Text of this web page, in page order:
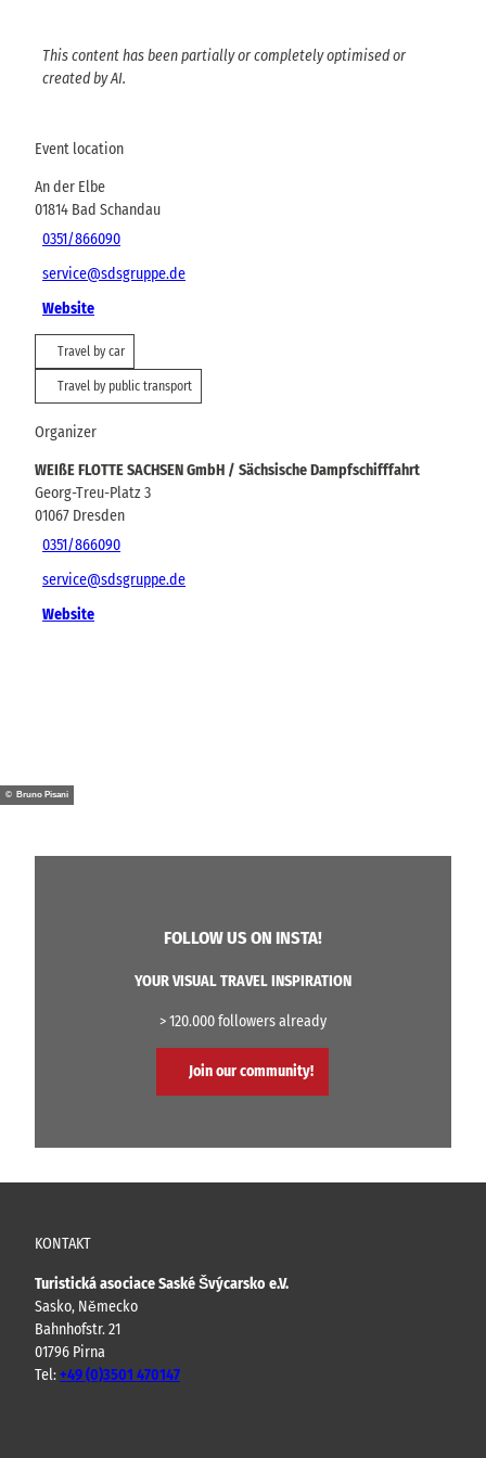
This content has been partially or completely optimised or
created by AI.
Event location
An der Elbe
01814 Bad Schandau
0351/866090
service@sdsgruppe.de
Website
Travel by car
Travel by public transport
Organizer
WEIßE FLOTTE SACHSEN GmbH / Sächsische Dampfschifffahrt
Georg-Treu-Platz 3
01067 Dresden
0351/866090
service@sdsgruppe.de
Website
© Bruno Pisani
FOLLOW US ON INSTA!
YOUR VISUAL TRAVEL INSPIRATION
> 120.000 followers already
Join our community!
KONTAKT
Turistická asociace Saské Švýcarsko e.V.
Sasko, Německo
Bahnhofstr. 21
01796 Pirna
Tel:+49 (0)3501 470147